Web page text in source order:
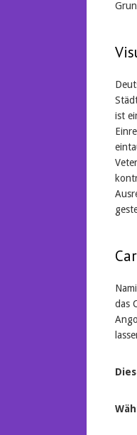
ist
das